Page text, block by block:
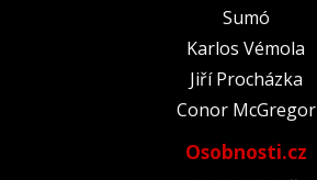
Sumó
Karlos Vémola
Jiří Procházka
Conor McGregor
Osobnosti.cz